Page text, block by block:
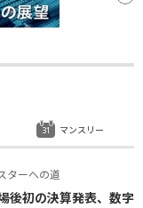
ターへの道
後初の決算発表、数字
マンスリー